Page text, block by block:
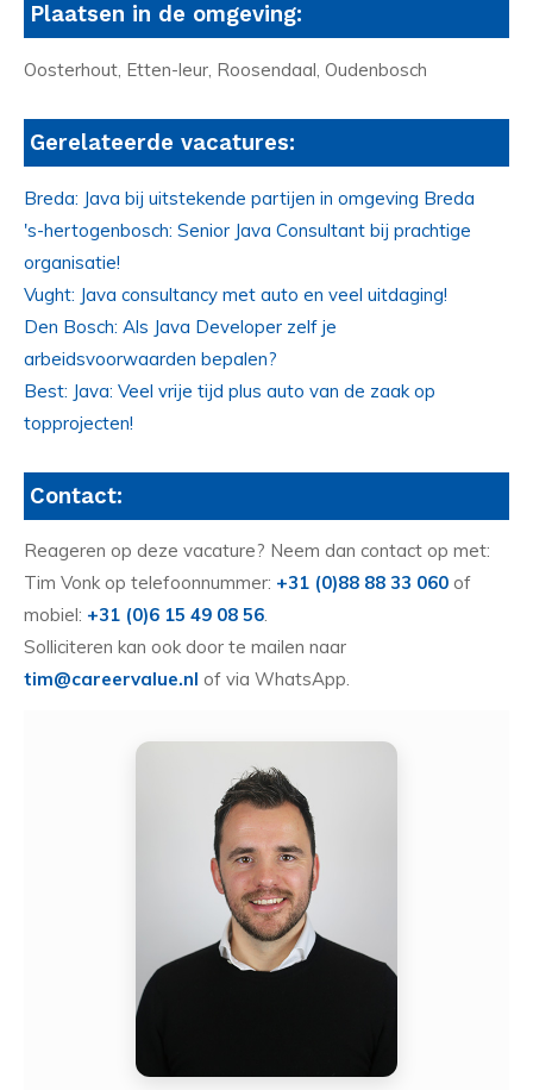
Plaatsen in de omgeving:
Oosterhout, Etten-leur, Roosendaal, Oudenbosch
Gerelateerde vacatures:
Breda: Java bij uitstekende partijen in omgeving Breda
's-hertogenbosch: Senior Java Consultant bij prachtige
organisatie!
Vught: Java consultancy met auto en veel uitdaging!
Den Bosch: Als Java Developer zelf je
arbeidsvoorwaarden bepalen?
Best: Java: Veel vrije tijd plus auto van de zaak op
topprojecten!
Contact:
Reageren op deze vacature? Neem dan contact op met:
Tim Vonk op telefoonnummer: +31 (0)88 88 33 060 of
mobiel: +31 (0)6 15 49 08 56.
Solliciteren kan ook door te mailen naar
tim@careervalue.nl of via WhatsApp.